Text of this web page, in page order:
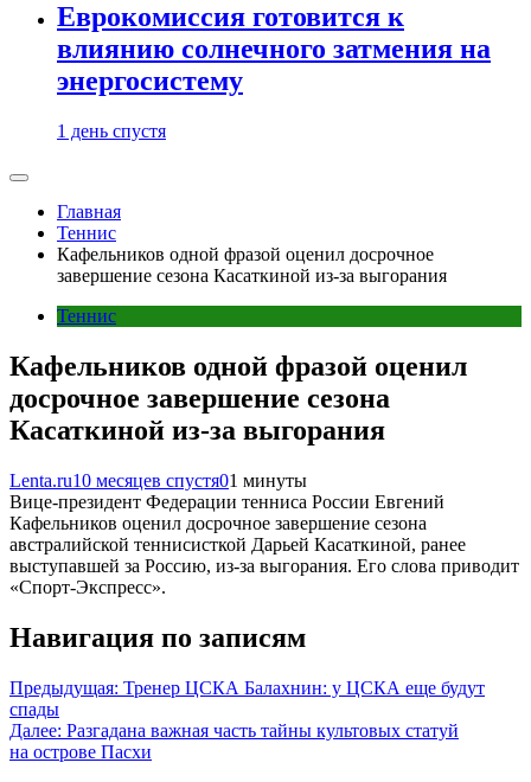
Еврокомиссия готовится к
влиянию солнечного затмения на
энергосистему
1 день спустя
Главная
Теннис
Кафельников одной фразой оценил досрочное
завершение сезона Касаткиной из-за выгорания
Теннис
Кафельников одной фразой оценил
досрочное завершение сезона
Касаткиной из-за выгорания
Lenta.ru10 месяцев спустя01 минуты
Вице-президент Федерации тенниса России Евгений
Кафельников оценил досрочное завершение сезона
австралийской теннисисткой Дарьей Касаткиной, ранее
выступавшей за Россию, из-за выгорания. Его слова приводит
«Спорт-Экспресс».
Навигация по записям
Предыдущая: Тренер ЦСКА Балахнин: у ЦСКА еще будут
спады
Далее: Разгадана важная часть тайны культовых статуй
на острове Пасхи